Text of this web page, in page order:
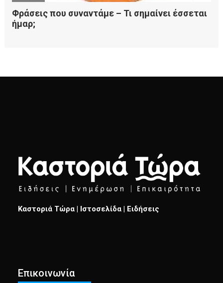
Καστοριά Τώρα | Ιστοσελίδα | Ειδήσεις
Επικοινωνία